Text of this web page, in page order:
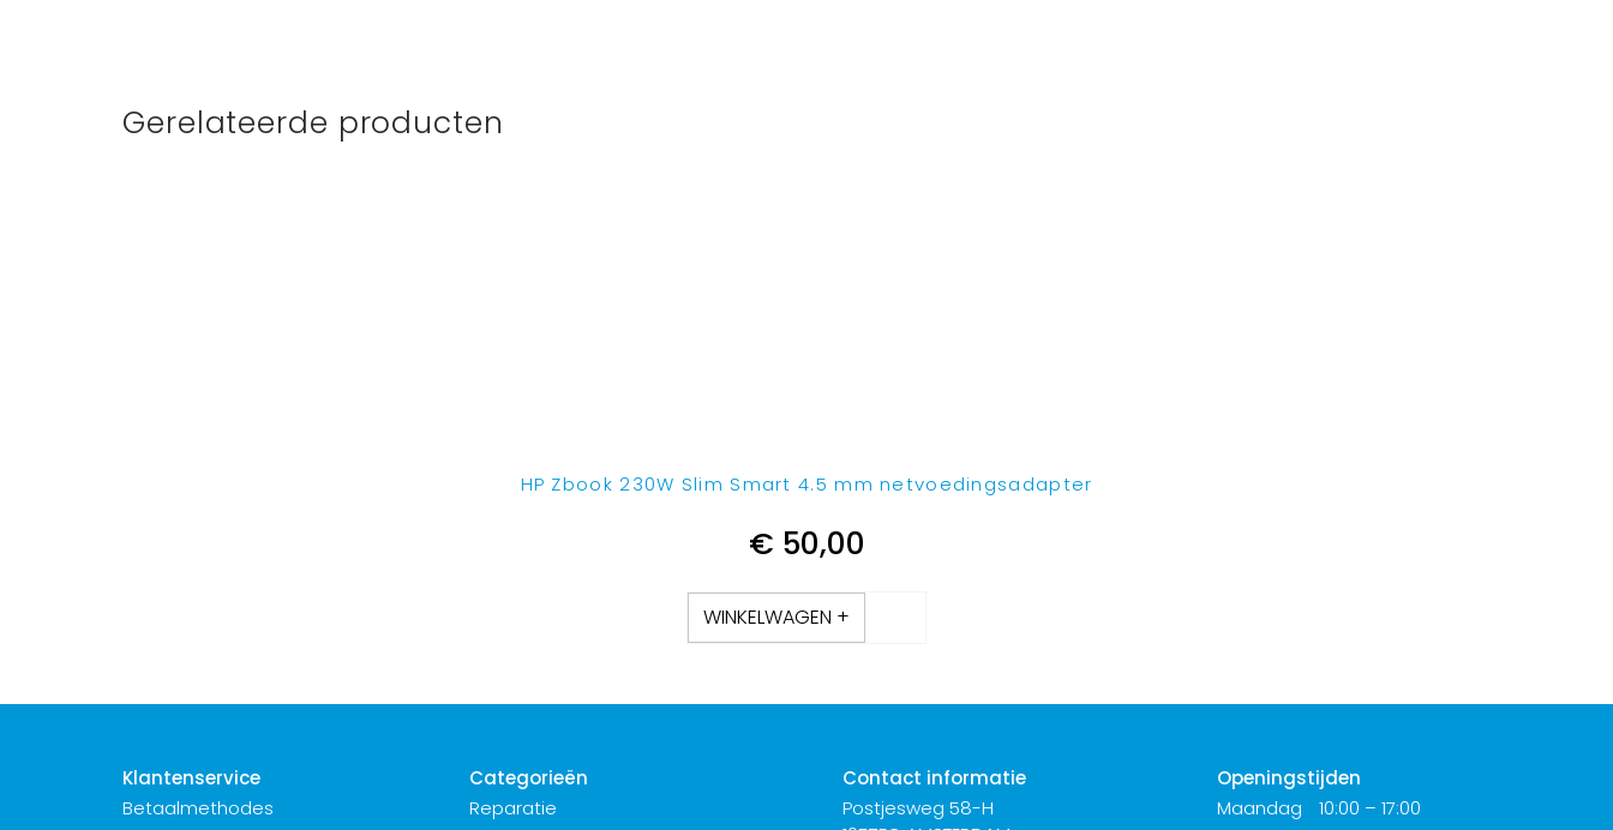
Gerelateerde producten
HP Zbook 230W Slim Smart 4.5 mm netvoedingsadapter
€ 50,00
WINKELWAGEN +
Klantenservice
Betaalmethodes
Categorieën
Reparatie
Contact informatie
Postjesweg 58-H
Openingstijden
Maandag
10:00 – 17:00